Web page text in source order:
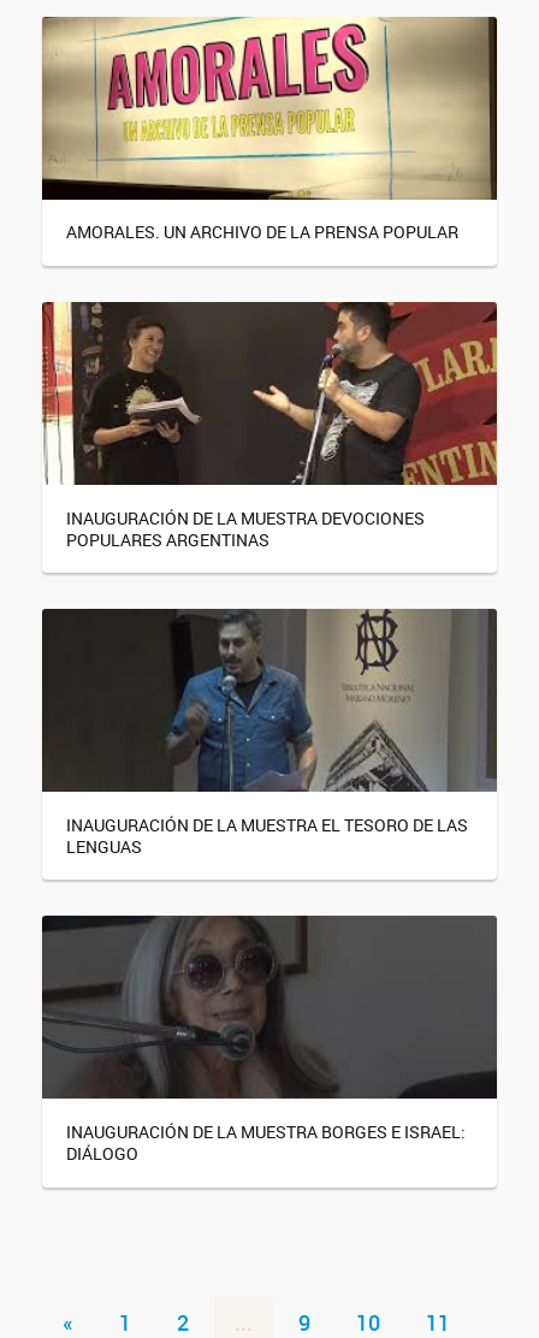
AMORALES. UN ARCHIVO DE LA PRENSA POPULAR
INAUGURACIÓN DE LA MUESTRA DEVOCIONES
POPULARES ARGENTINAS
INAUGURACIÓN DE LA MUESTRA EL TESORO DE LAS
LENGUAS
INAUGURACIÓN DE LA MUESTRA BORGES E ISRAEL:
DIÁLOGO
« 1 2 ... 9 10
11